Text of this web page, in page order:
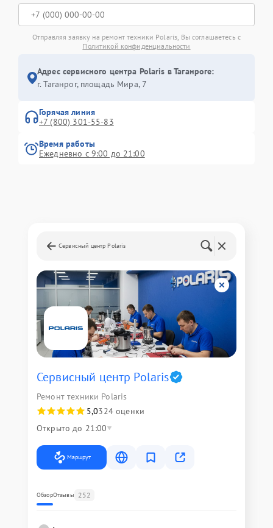
Отправляя заявку на ремонт техники Polaris, Вы соглашаетесь с
Политикой конфиденциальности
Адрес сервисного центра Polaris в Таганроге:
г. Таганрог, площадь Мира, 7
Горячая линия
+7 (800) 301-55-83
Время работы
Ежедневно с 9:00 до 21:00
Сервисный центр Polaris
Сервисный центр Polaris
Ремонт техники Polaris
5,0324 оценки
Открыто до 21:00
Маршрут
ОбзорОтзывы 252